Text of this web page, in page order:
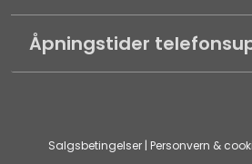
Åpningstider
Salgsbetingelser| Personvern &